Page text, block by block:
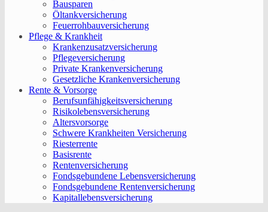
Bausparen
Öltankversicherung
Feuerrohbauversicherung
Pflege & Krankheit
Krankenzusatzversicherung
Pflegeversicherung
Private Krankenversicherung
Gesetzliche Krankenversicherung
Rente & Vorsorge
Berufs­unfähigkeitsversicherung
Risikolebensversicherung
Altersvorsorge
Schwere Krankheiten Versicherung
Riesterrente
Basisrente
Rentenversicherung
Fondsgebundene Lebensversicherung
Fondsgebundene Rentenversicherung
Kapitallebensversicherung